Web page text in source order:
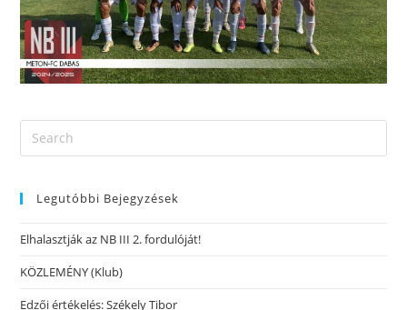
Legutóbbi Bejegyzések
Elhalasztják az NB III 2. fordulóját!
KÖZLEMÉNY (Klub)
Edzői értékelés: Székely Tibor